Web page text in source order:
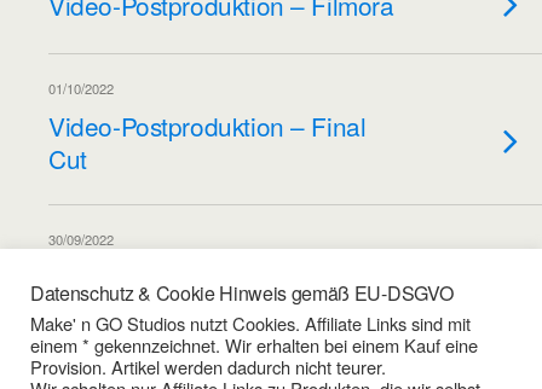
01/10/2022
Video-Postproduktion – Final
Cut
30/09/2022
Video-Postproduktion –
Premiere
Datenschutz & Cookie Hinweis gemäß EU-DSGVO
Make' n GO Studios nutzt Cookies. Affiliate Links sind mit
einem * gekennzeichnet. Wir erhalten bei einem Kauf eine
Provision. Artikel werden dadurch nicht teurer.